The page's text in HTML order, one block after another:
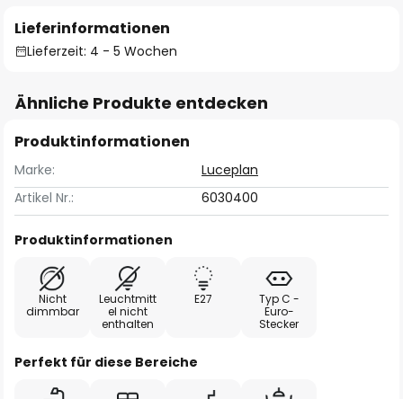
Lieferinformationen
Lieferzeit: 4 - 5 Wochen
Ähnliche Produkte entdecken
Produktinformationen
Marke:
Luceplan
Artikel Nr.:
6030400
Produktinformationen
Nicht
dimmbar
Leuchtmitt
el nicht
enthalten
E27
Typ C -
Euro-
Stecker
Perfekt für diese Bereiche